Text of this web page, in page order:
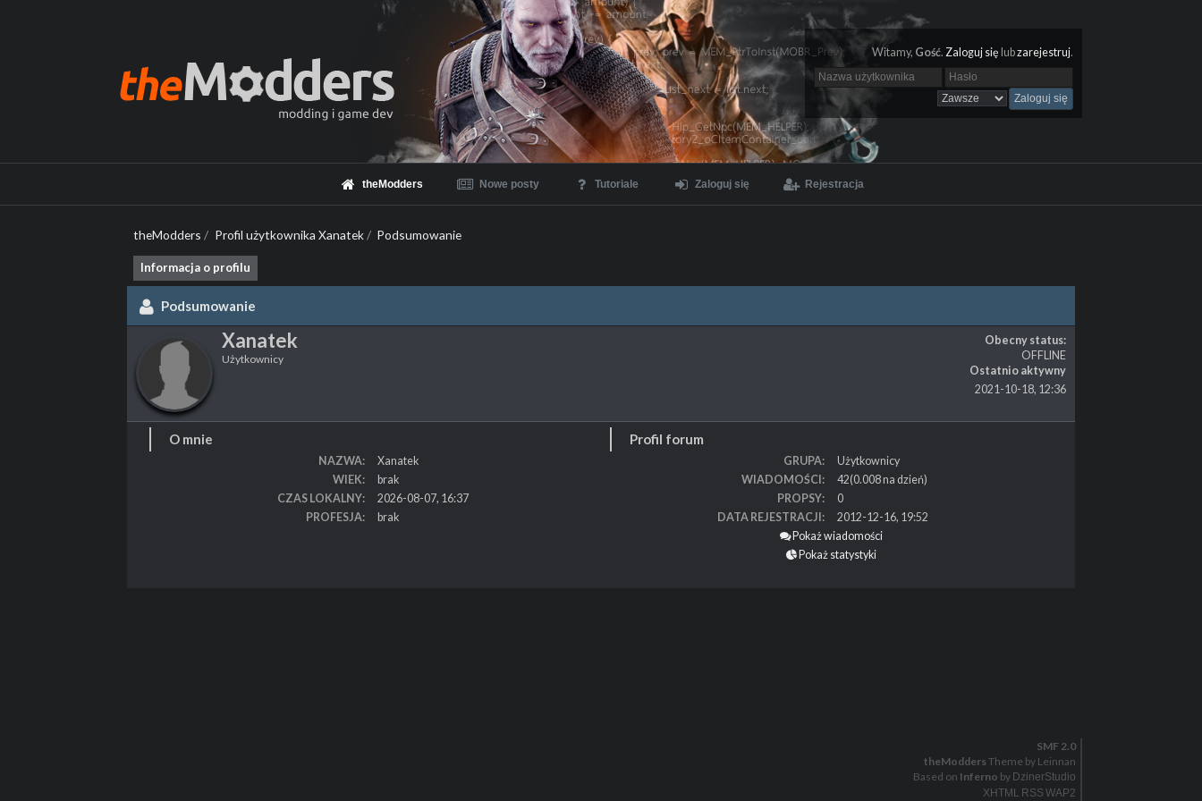
Witamy, Gość. Zaloguj się lubzarejestruj.
theModders Nowe posty Tutoriale Zaloguj się Rejestracja
theModders / Profil użytkownika Xanatek/ Podsumowanie
Informacja o profilu
Podsumowanie
Xanatek
Użytkownicy
Obecny status:
OFFLINE
Ostatnio aktywny
2021-10-18, 12:36
O mnie
NAZWA
Xanatek
WIEK
brak
CZAS LOKALNY
2026-08-07, 16:37
PROFESJA
brak
Profil forum
GRUPA
Użytkownicy
WIADOMOŚCI
42(0.008 na dzień)
PROPSY
0
DATA REJESTRACJI
2012-12-16, 19:52
Pokaż wiadomości
Pokaż statystyki
SMF 2.0
theModders Theme by Leinnan
Based on Inferno by DzinerStudio
XHTML RSS WAP2